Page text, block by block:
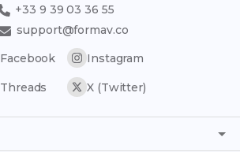
+33 9 39 03 36 55
support@formav.co
Facebook
Instagram
Threads X (Twitter)